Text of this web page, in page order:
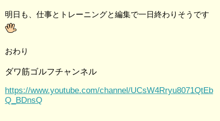
明日も、仕事とトレーニングと編集で一日終わりそうです
おわり
ダワ筋ゴルフチャンネル
https://www.youtube.com/channel/UCsW4Rryu8071QtEb
Q_BDnsQ